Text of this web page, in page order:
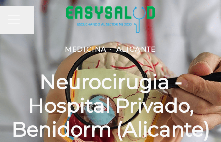
MENÚ DE EMPLEO
Compartir página
MEDICINA · ALICANTE
Neurocirugia -
Hospital Privado,
Benidorm (Alicante)